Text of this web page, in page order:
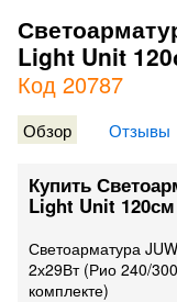
Light Unit
Код 20787
Обзор Отзывы
Купить
Light Unit
Светоарматура
2х29Вт (Рио 240/
комплекте)